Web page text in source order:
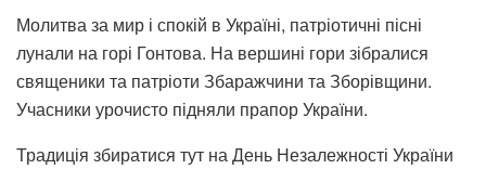
Молитва за мир і спокій в Україні, патріотичні пісні
лунали на горі Гонтова. На вершині гори зібралися
священики та патріоти Збаражчини та Зборівщини.
Учасники урочисто підняли прапор України.
Традиція збиратися тут на День Незалежності України